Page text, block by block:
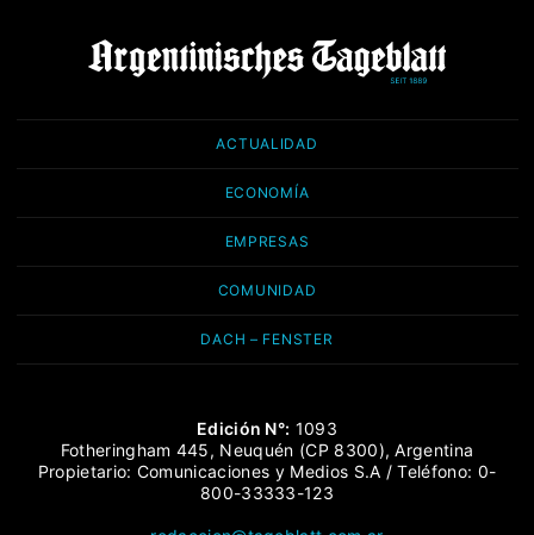
ACTUALIDAD
ECONOMÍA
EMPRESAS
COMUNIDAD
DACH – FENSTER
Edición N°: 1093
Fotheringham 445, Neuquén (CP 8300), Argentina
Propietario: Comunicaciones y Medios S.A / Teléfono: 0-
800-33333-123